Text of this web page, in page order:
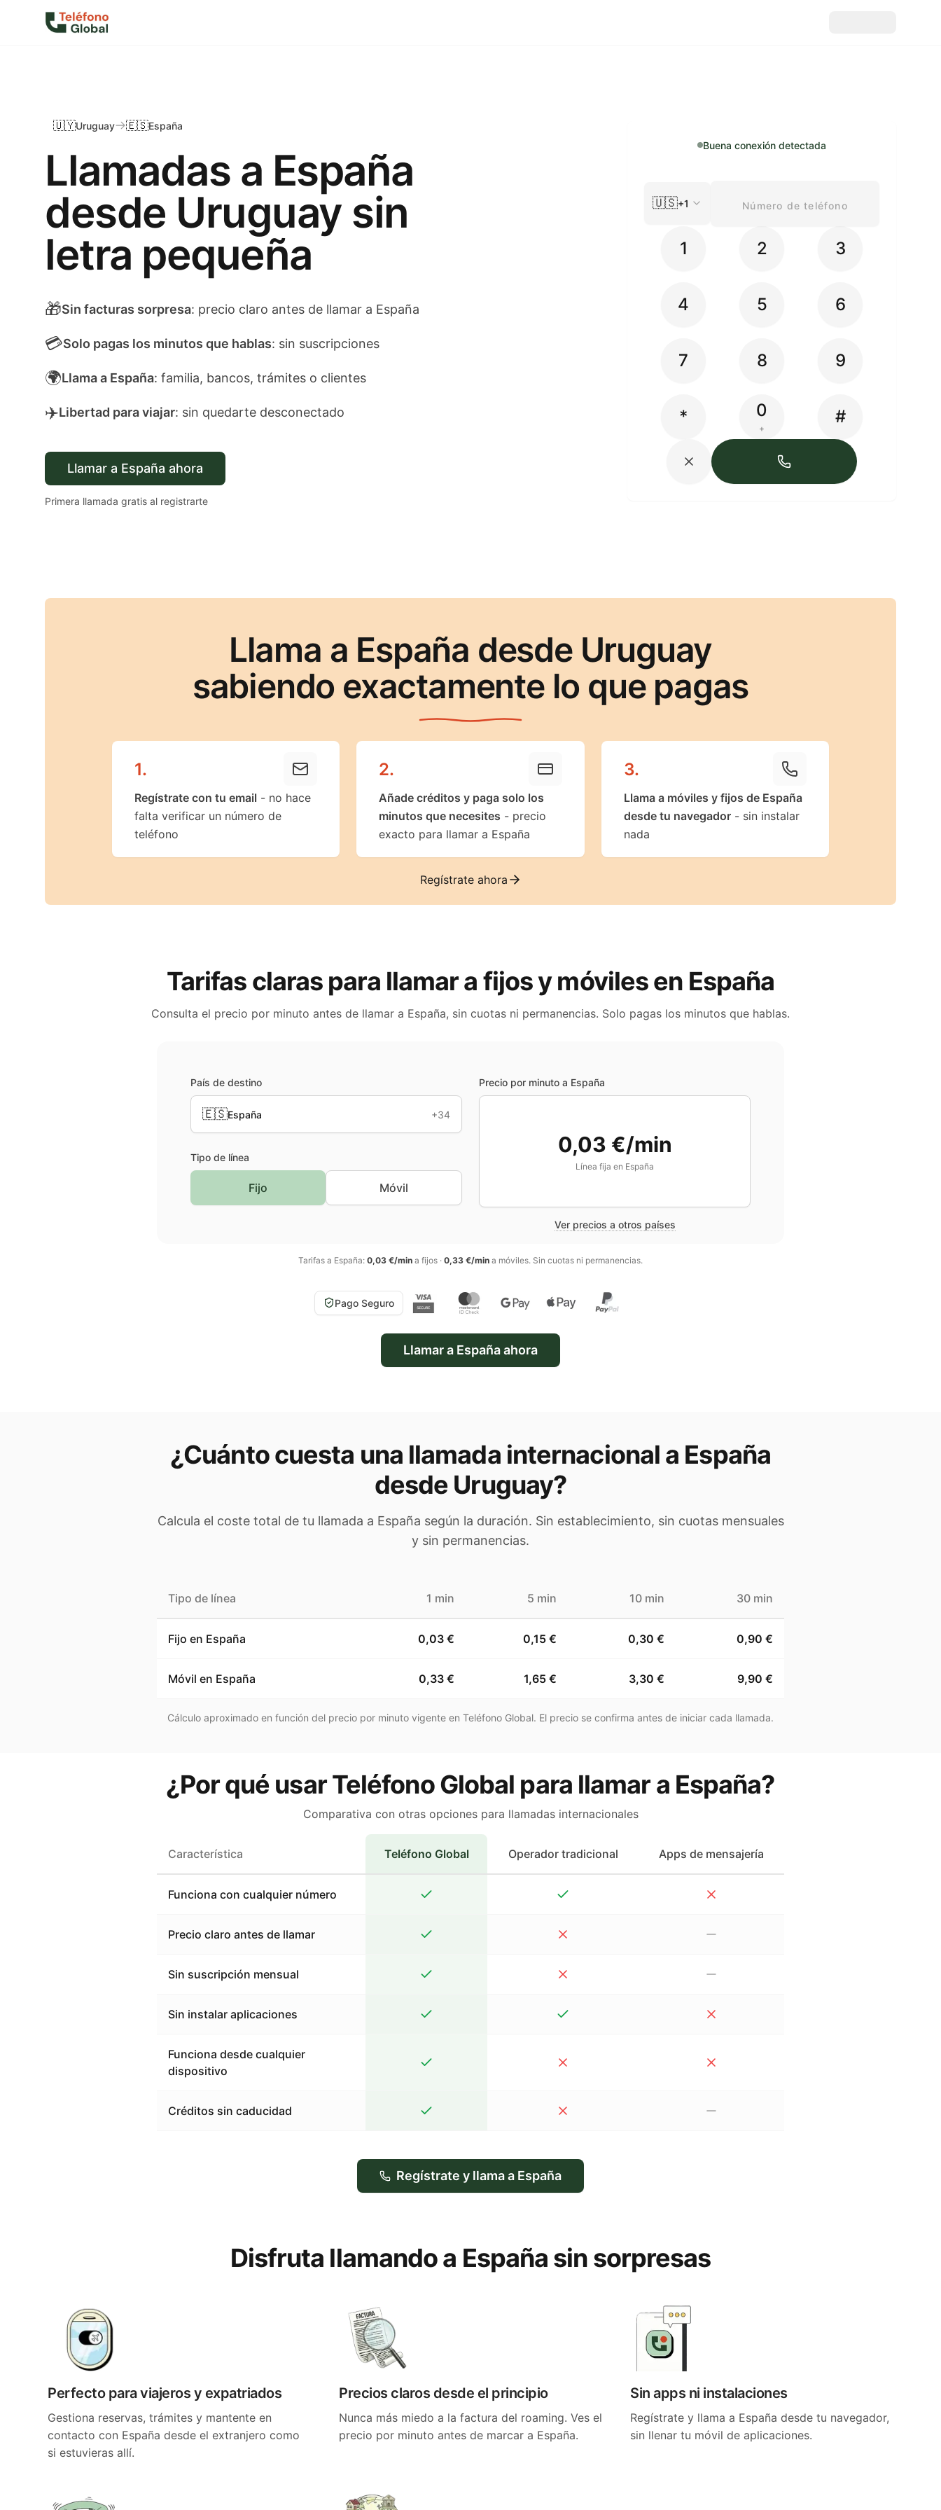
Llamadas a España
desde Uruguay sin
letra pequeña
🇺🇾Uruguay 🇪🇸España
🎁Sin facturas sorpresa: precio claro antes de llamar a España
💳Solo pagas los minutos que hablas: sin suscripciones
🌍Llama a España: familia, bancos, trámites o clientes
✈️Libertad para viajar: sin quedarte desconectado
Llamar a España ahora
Primera llamada gratis al registrarte
Buena conexión detectada
🇺🇸+1
1 2 3
4 5 6
7 8 9
* 0
+
#
Llama a España desde Uruguay
sabiendo exactamente lo que pagas
1.
Regístrate con tu email - no hace
falta verificar un número de
teléfono
2.
Añade créditos y paga solo los
minutos que necesites - precio
exacto para llamar a España
3.
Llama a móviles y fijos de España
desde tu navegador- sin instalar
nada
Regístrate ahora
Tarifas claras para llamar a fijos y móviles en España
Consulta el precio por minuto antes de llamar a España, sin cuotas ni permanencias. Solo pagas los minutos que hablas.
País de destino
🇪🇸España +34
Tipo de línea
Fijo Móvil
Precio por minuto a España
0,03 €/min
Línea fija en España
Ver precios a otros países
Tarifas a España: 0,03 €/min a fijos · 0,33 €/min a móviles. Sin cuotas ni permanencias.
Pago Seguro
Llamar a Españaahora
¿Cuánto cuesta una llamada internacional a España
desde Uruguay?
Calcula el coste total de tu llamada a España según la duración. Sin establecimiento, sin cuotas mensuales
y sin permanencias.
Tipo de línea 1 min 5 min 10 min 30 min
Fijo en España 0,03 € 0,15 € 0,30 € 0,90 €
Móvil en España 0,33 € 1,65 € 3,30 € 9,90 €
Cálculo aproximado en función del precio por minuto vigente en Teléfono Global. El precio se confirma antes de iniciar cada llamada.
¿Por qué usar Teléfono Global para llamar a España?
Comparativa con otras opciones para llamadas internacionales
Característica Teléfono Global Operador tradicional Apps de mensajería
Funciona con cualquier número
Precio claro antes de llamar
Sin suscripción mensual
Sin instalar aplicaciones
Funciona desde cualquier
dispositivo
Créditos sin caducidad
Regístrate y llama a España
Disfruta llamando a España sin sorpresas
Perfecto para viajeros y expatriados
Gestiona reservas, trámites y mantente en
contacto con España desde el extranjero como
si estuvieras allí.
Precios claros desde el principio
Nunca más miedo a la factura del roaming. Ves el
precio por minuto antes de marcar a España.
Sin apps ni instalaciones
Regístrate y llama a España desde tu navegador,
sin llenar tu móvil de aplicaciones.